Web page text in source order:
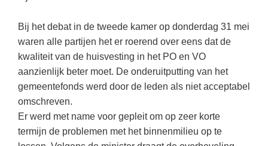
Cito toets
Eindexamens
iPad scholen
NIEUWSARCHIEF
Augustus 2026
verpakking tot nieuwe grondstof’
Gastles Zeebenen in de klas
Cursus Leer het heelal begrijpen
practicumvoorbereiding: gratis online
hulpmiddelen voor science-docenten en
TOA's
Techniek(28)
Open vacature
Engels(24)
Duits(21)
Lichamelijke opvoeding(19)
Kerst kleurplaten
PUZZELS
Woordpuzzels
Kruiswoordpuzzels
Raadsels
Rebussen
Biologie
Burgerschap
Duits
Economie
Engels
Boek: Kleine werelden van het zonnestelsel
Leren met klassieke muziek
Lasermachine voor het onderwijs
Lasergraaf
Onderwijs opleidingen
Gratis lesmateriaal Dove self-esteem
Ontdek Memo voor de onderbouw zelf!
Bij het debat in de tweede kamer op donderdag 31 mei
waren alle partijen het er roerend over eens dat de
kwaliteit van de huisvesting in het PO en VO
aanzienlijk beter moet. De onderuitputting van het
gemeentefonds werd door de leden als niet acceptabel
omschreven.
Er werd met name voor gepleit om op zeer korte
termijn de problemen met het binnenmilieu op te